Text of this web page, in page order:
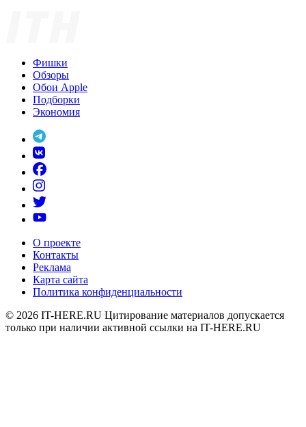
Фишки
Обзоры
Обои Apple
Подборки
Экономия
О проекте
Контакты
Реклама
Карта сайта
Политика конфиденциальности
© 2026 IT-HERE.RU Цитирование материалов допускается
только при наличии активной ссылки на IT-HERE.RU